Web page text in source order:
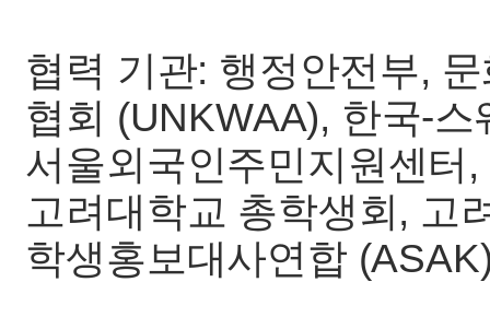
협력 기관: 행정안전부,
협회 (UNKWAA), 한국-
서울외국인주민지원센터
고려대학교 총학생회, 고
학생홍보대사연합